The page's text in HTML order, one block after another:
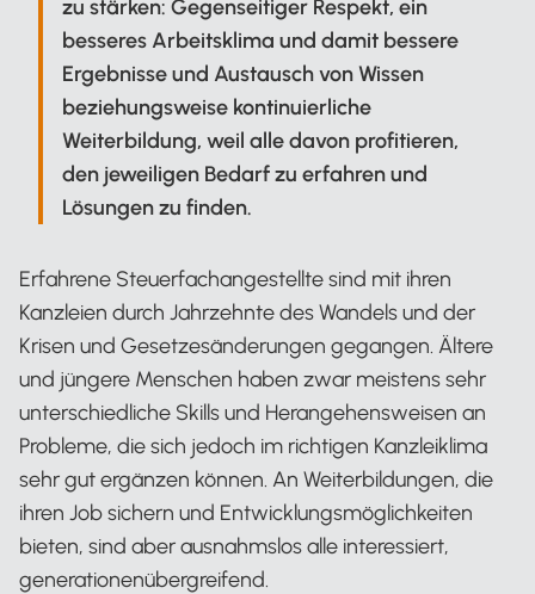
zu stärken: Gegenseitiger Respekt, ein
besseres Arbeitsklima und damit bessere
Ergebnisse und Austausch von Wissen
beziehungsweise kontinuierliche
Weiterbildung, weil alle davon profitieren,
den jeweiligen Bedarf zu erfahren und
Lösungen zu finden.
Erfahrene Steuerfachangestellte sind mit ihren
Kanzleien durch Jahrzehnte des Wandels und der
Krisen und Gesetzesänderungen gegangen. Ältere
und jüngere Menschen haben zwar meistens sehr
unterschiedliche Skills und Herangehensweisen an
Probleme, die sich jedoch im richtigen Kanzleiklima
sehr gut ergänzen können. An Weiterbildungen, die
ihren Job sichern und Entwicklungsmöglichkeiten
bieten, sind aber ausnahmslos alle interessiert,
generationenübergreifend.